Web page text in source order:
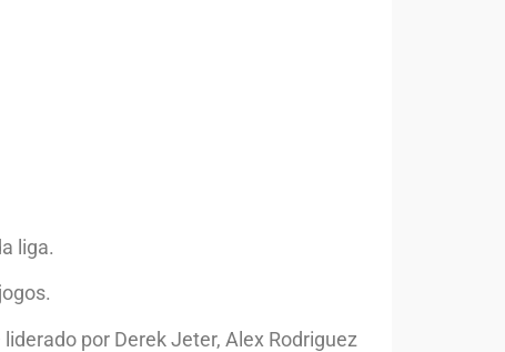
liga.
por Derek Jeter, Alex Rodriguez